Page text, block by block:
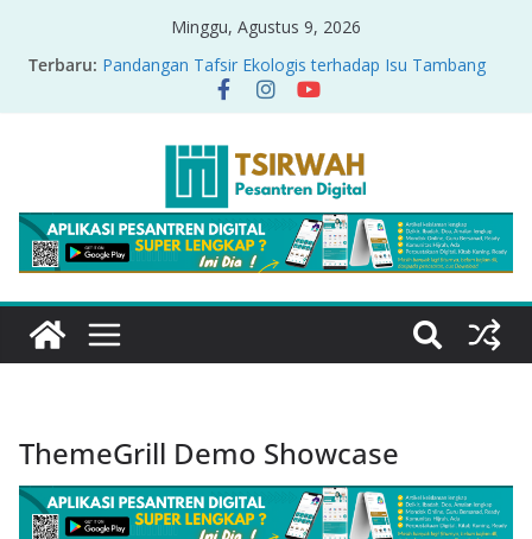
Minggu, Agustus 9, 2026
Terbaru: Pandangan Tafsir Ekologis terhadap Isu Tambang
Nikel di Raja Ampat
PRODUK RELASI KUASA-IDIOLOGI PADA TAFSIR
Sirah Nabawiyah
Oversharing dan Privasi dalam Al-Qur’an: “Ketika
Ayat Bicara Soal Curhat di Sosmed”
Menyikapi Fatherless, Kisah Lukman Menjadi
Cerminan
ThemeGrill Demo Showcase